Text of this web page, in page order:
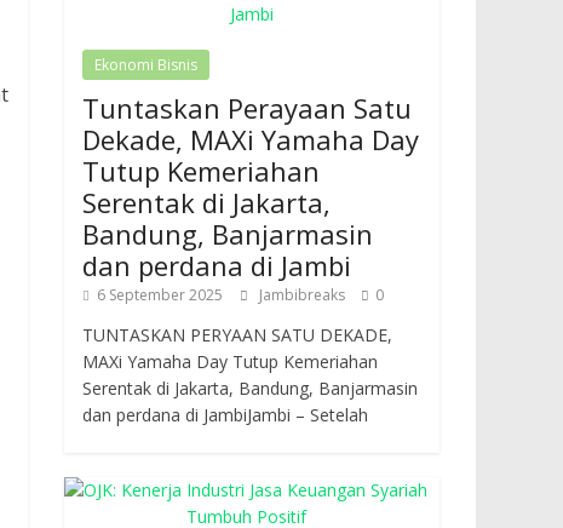
Ekonomi Bisnis
Tuntaskan Perayaan Satu
Dekade, MAXi Yamaha Day
Tutup Kemeriahan
Serentak di Jakarta,
Bandung, Banjarmasin
dan perdana di Jambi
6 September 2025 Jambibreaks 0
TUNTASKAN PERYAAN SATU DEKADE,
MAXi Yamaha Day Tutup Kemeriahan
Serentak di Jakarta, Bandung, Banjarmasin
dan perdana di JambiJambi – Setelah